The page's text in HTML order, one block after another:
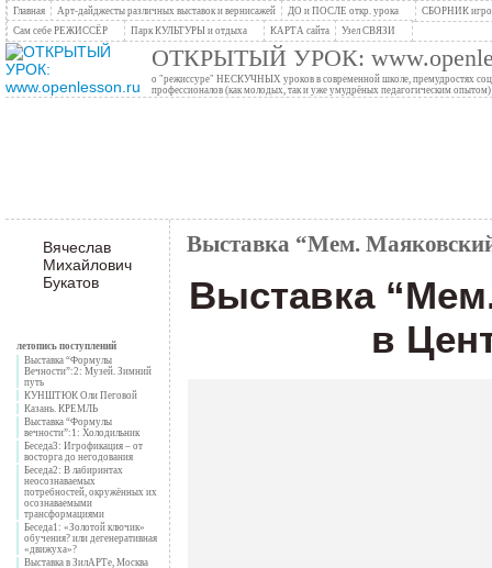
Главная Арт-дайджесты различных выставок и вернисажей ДО и ПОСЛЕ откр. урока
СБОРНИК
Сам себе РЕЖИССЁР
Парк КУЛЬТУРЫ и отдыха КАРТА сайта Узел СВЯЗИ
ОТКРЫТЫЙ УРОК:
о "режиссуре" НЕСКУЧНЫХ уроков в современной школе, премудростях
профессионалов (как молодых, так и уже умудрёных педагогическим опытом)
Вячеслав
Михайлович
Букатов
летопись поступлений
Выставка “Формулы
Вечности”:2: Музей. Зимний
путь
КУНШТЮК Оли Пеговой
Казань. КРЕМЛЬ
Выставка “Формулы
вечности”:1: Холодильник
Беседа3: Игрофикация – от
восторга до негодования
Беседа2: В лабиринтах
неосознаваемых
потребностей, окружённых их
осознаваемыми
трансформациями
Беседа1: «Золотой ключик»
обучения? или дегенеративная
«движуха»?
Выставка в ЗилАРТе, Москва
Выставка “Мем.
Выставка
в